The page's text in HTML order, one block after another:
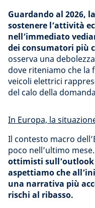
Guardando al 2026,
sostenere l’attività
nell’immediato
dei consumatori più
osserva una
dove riteniamo che la
veicoli elettrici
del calo della
In Europa, la
Il contesto macro
poco nell’ultimo mese.
ottimisti sull’outlook
aspettiamo che
una narrativa più
rischi al ribasso.